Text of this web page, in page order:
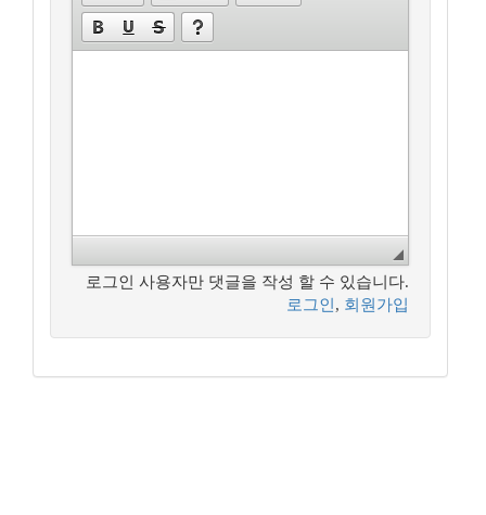
로그인 사용자만 댓글을 작성 할 수 있습니다.
로그인 , 회원가입